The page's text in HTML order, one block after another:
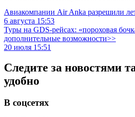
Авиакомпании Air Anka разрешили
6 августа 15:53
Туры на GDS-рейсах: «пороховая
дополнительные возможности>>
20 июля 15:51
Следите за новостями
удобно
В соцсетях